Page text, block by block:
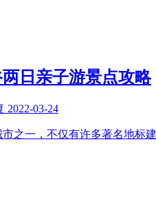
日亲子游景点攻略
2022-03-24
一，不仅有许多著名地标